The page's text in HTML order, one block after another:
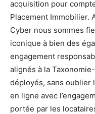
acquisition pour
Placement Immobilier.
Cyber nous sommes
iconique à bien des
engagement
alignés à la
déployés, sans oublier
en ligne avec
portée par les